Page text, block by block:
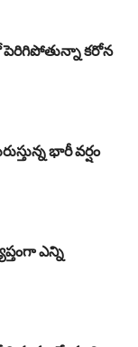
పెరిగిపోతున్నా కరోన
భారీ వర్షం
ఎన్ని